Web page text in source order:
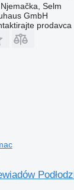
Njemačka, Selm
GmbH
prodavca